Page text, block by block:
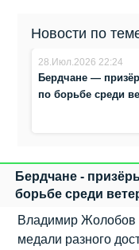
Новости по
28.Июл.2026 22:24
Бердчане —
по борьбе среди
Бердчане -
борьбе среди
Владимир Жолобов
медали разного